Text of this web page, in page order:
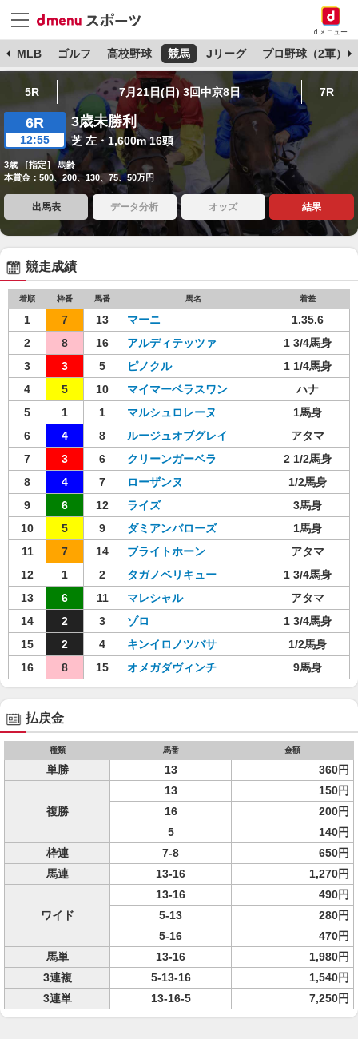
dメニュー
MLB ゴルフ 高校野球 競馬 Jリーグ プロ野球（2軍）
5R 7月21日(日) 3回中京8日 7R
6R
12:55
3歳未勝利
芝 左・1,600m 16頭
3歳 ［指定］ 馬齢
本賞金：500、200、130、75、50万円
出馬表 データ分析 オッズ 結果
競走成績
着順 枠番 馬番 馬名 着差
1 7 13 マーニ
1.35.6
2
8 16 アルディテッツァ
1 3/4馬身
3
3 5 ピノクル
1 1/4馬身
4
5 10 マイマーベラスワン
ハナ
5
1 1 マルシュロレーヌ
1馬身
6
4 8 ルージュオブグレイ
アタマ
7
3 6 クリーンガーベラ
2 1/2馬身
8
4 7 ローザンヌ
1/2馬身
9
6 12 ライズ
3馬身
10
5 9 ダミアンバローズ
1馬身
11
7 14 ブライトホーン
アタマ
12
1 2 タガノベリキュー
1 3/4馬身
13
6 11 マレシャル
アタマ
14
2 3 ゾロ
1 3/4馬身
15
2 4 キンイロノツバサ
1/2馬身
16
8 15 オメガダヴィンチ 9馬身
払戻金
種類 馬番 金額
単勝 13 360円
複勝
13
150円
16
200円
5
140円
枠連
7-8
650円
馬連
13-16 1,270円
ワイド
13-16
490円
5-13
280円
5-16
470円
馬単
13-16
1,980円
3連複
5-13-16
1,540円
3連単
13-16-5 7,250円